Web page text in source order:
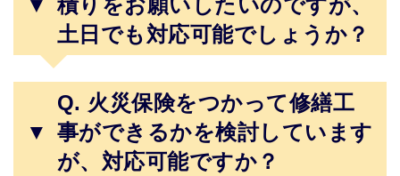
土日でも対応可能でしょうか？
▼
Q. 火災保険をつかって修繕工
事ができるかを検討しています
が、対応可能ですか？